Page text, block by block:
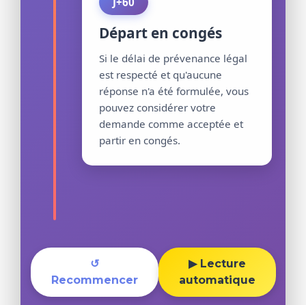
Départ en congés
Si le délai de prévenance légal
est respecté et qu'aucune
réponse n'a été formulée, vous
pouvez considérer votre
demande comme acceptée et
partir en congés.
↺
Recommencer
▶ Lecture
automatique